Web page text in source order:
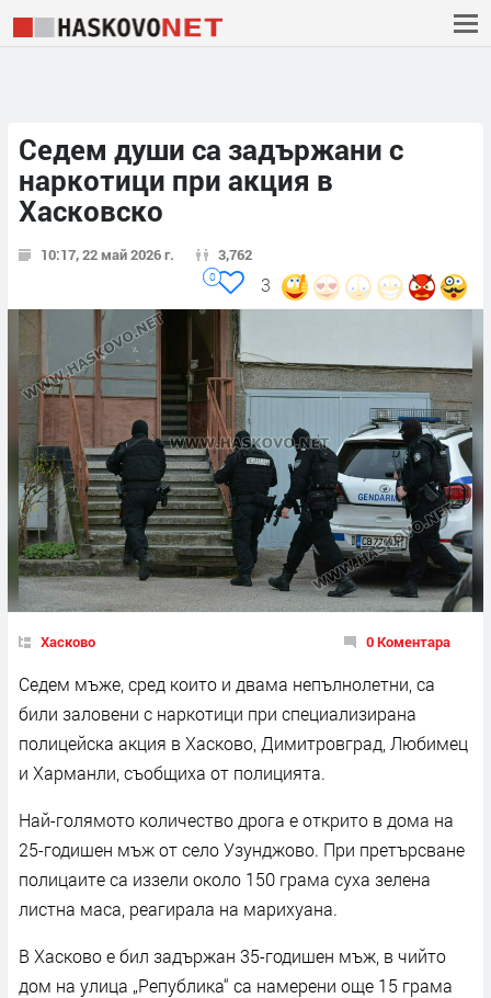
Седем души са задържани с
наркотици при акция в
Хасковско
10:17, 22 май 2026 г. 3,762
3
0
Хасково 0 Коментара
Седем мъже, сред които и двама непълнолетни, са
били заловени с наркотици при специализирана
полицейска акция в Хасково, Димитровград, Любимец
и Харманли, съобщиха от полицията.
Най-голямото количество дрога е открито в дома на
25-годишен мъж от село Узунджово. При претърсване
полицаите са иззели около 150 грама суха зелена
листна маса, реагирала на марихуана.
В Хасково е бил задържан 35-годишен мъж, в чийто
дом на улица „Република“ са намерени още 15 грама